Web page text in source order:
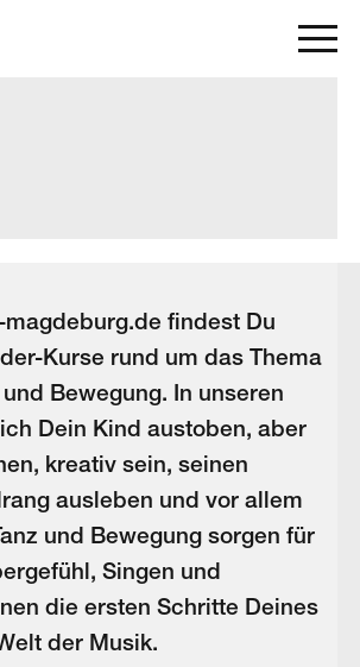
findest Du
Kurse rund um das Thema
Bewegung. In unseren
Dein Kind austoben, aber
kreativ sein, seinen
ausleben und vor allem
und Bewegung sorgen für
Singen und
die ersten Schritte Deines
der Musik.